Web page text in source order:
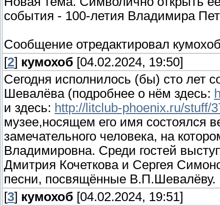
события - 100-летия Владимира
Сообщение отредактировал
[2] кумохоб [04.02.2024, 19:50]
Сегодня исполнилось (бы) сто лет
Шевалёва (подробнее о нём здесь:
и здесь: http://litclub-phoenix.ru/stuff/
музее,носящем его имя состоялся
замечательного человека, на
Владимировна. Среди гостей
Дмитрия Кочеткова и Сергея
песни, посвящённые В.П.Шевалёву.
[3] кумохоб [04.02.2024, 19:51]